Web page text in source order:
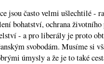
jsou často velmi ušlechtilé -
bohatství, ochrana
- a pro liberály je proto
svobodám. Musíme si
úmysly a že je to také